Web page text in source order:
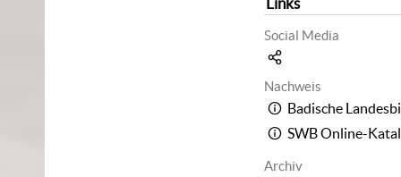
Social Media
Nachweis
Badische
SWB Online-
Archiv